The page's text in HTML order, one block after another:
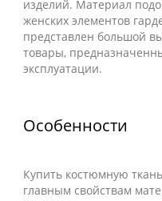
изделий. Материал
женских элементов
представлен большой
товары,
эксплуатации.
Особенности
Купить костюмную
главным свойствам